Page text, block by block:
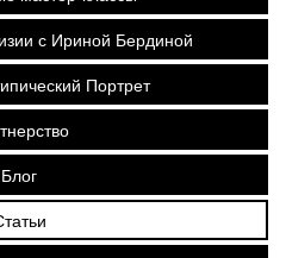
с Ириной Бердиной
Портрет
Блог